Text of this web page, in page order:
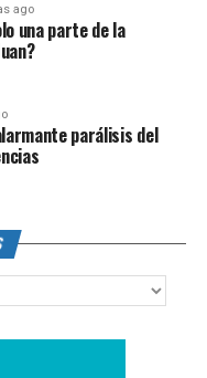
ago
una parte de la
parálisis del